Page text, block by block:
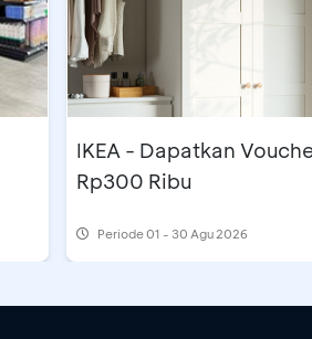
IKEA - Dapatkan Voucher
Rp300 Ribu
Periode01 - 30 Agu 2026